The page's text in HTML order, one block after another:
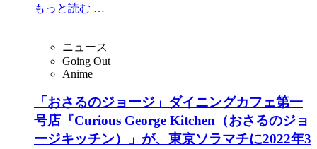
もっと読む …
ニュース
Going Out
Anime
「おさるのジョージ」ダイニングカフェ第一
号店『Curious George Kitchen（おさるのジョ
ージキッチン）」が、東京ソラマチに2022年3